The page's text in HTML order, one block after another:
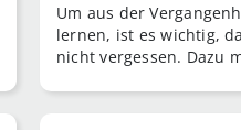
Um aus der
lernen, ist es wichtig,
nicht vergessen. Dazu